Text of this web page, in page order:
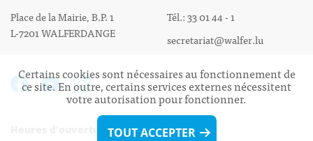
Place de la Mairie, B.P. 1
L-7201 WALFERDANGE
Tél.: 33 01 44 - 1
secretariat@walfer.lu
Heures d’ouverture:
Certains cookies sont nécessaires au fonctionnement de
ce site. En outre, certains services externes nécessitent
votre autorisation pour fonctionner.
TOUT ACCEPTER